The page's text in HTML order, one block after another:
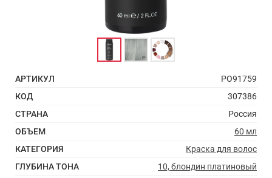
АРТИКУЛ
PO91759
КОД
307386
СТРАНА
Россия
ОБЪЕМ
60 мл
КАТЕГОРИЯ
Краска для волос
ГЛУБИНА ТОНА
10, блондин платиновый